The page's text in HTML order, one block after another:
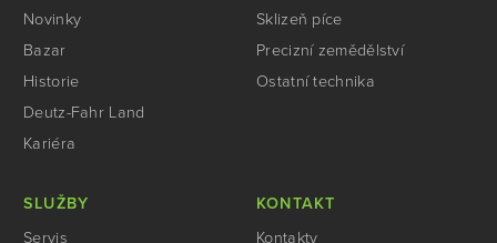
Novinky
Bazar
Historie
Deutz-Fahr Land
Kariéra
Sklizeň píce
Precizní zemědělství
Ostatní technika
SLUŽBY
Servis
KONTAKT
Kontakty